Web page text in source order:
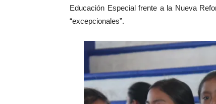
Educación Especial frente a la Nueva
“excepcionales”.